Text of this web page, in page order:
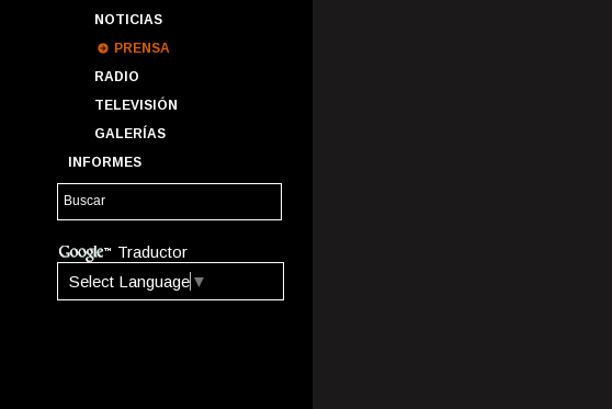
NOTICIAS
PRENSA
RADIO
TELEVISIÓN
GALERÍAS
INFORMES
Traductor
Select Language ▼